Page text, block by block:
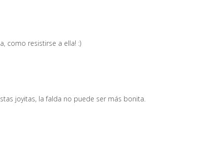
como resistirse a ella! :)
joyitas, la falda no puede ser más bonita.